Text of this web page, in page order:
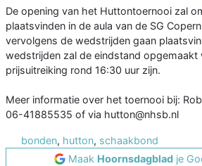
De opening van het Huttontoernooi zal
plaatsvinden in de aula van de SG
vervolgens de wedstrijden gaan
wedstrijden zal de eindstand opgemaakt
prijsuitreiking rond 16:30 uur zijn.
Meer informatie over het toernooi bij:
06-41885535 of via hutton@nhsb.nl
bonden, hutton, schaakbond
Maak Hoornsdagbladje